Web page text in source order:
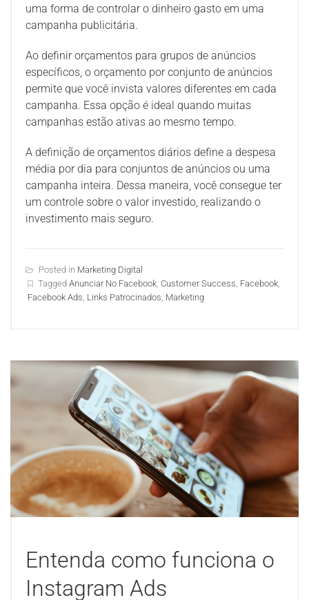
uma forma de controlar o dinheiro gasto em uma
campanha publicitária.
Ao definir orçamentos para grupos de anúncios
específicos, o orçamento por conjunto de anúncios
permite que você invista valores diferentes em cada
campanha. Essa opção é ideal quando muitas
campanhas estão ativas ao mesmo tempo.
A definição de orçamentos diários define a despesa
média por dia para conjuntos de anúncios ou uma
campanha inteira. Dessa maneira, você consegue ter
um controle sobre o valor investido, realizando o
investimento mais seguro.
Posted in Marketing Digital
Tagged Anunciar No Facebook Customer Success Facebook
Facebook Ads Links Patrocinados Marketing
Entenda como funciona o
Instagram Ads